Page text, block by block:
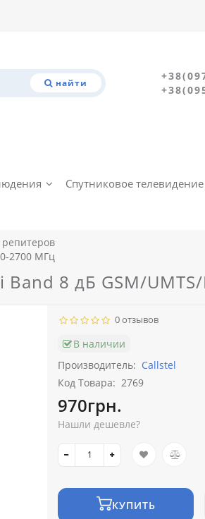
найти
Спутниковое телевидение
2700 МГц
8 дБ GSM/
0 отзывов
В наличии
Производитель: Callstel
Код Товара: 2769
970грн.
Нашли дешевле?
КУПИТЬ